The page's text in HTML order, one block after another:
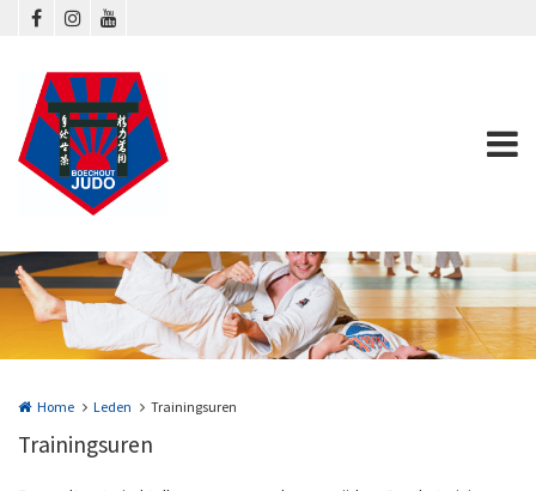
Overslaan en naar de inhoud gaan
Home Leden Trainingsuren
Trainingsuren